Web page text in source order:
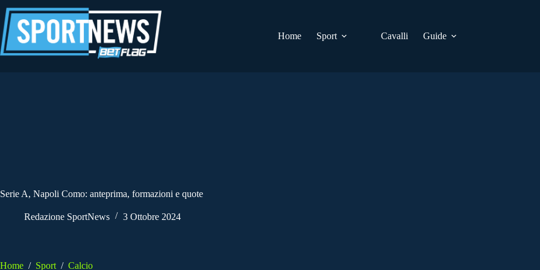
al
contenuto
Home
Sport Cavalli Guide
Serie A, Napoli Como: anteprima, formazioni e quote
Redazione SportNews 3 Ottobre 2024
Home / Sport / Calcio